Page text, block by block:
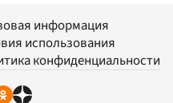
информация
использования
конфиденциальности